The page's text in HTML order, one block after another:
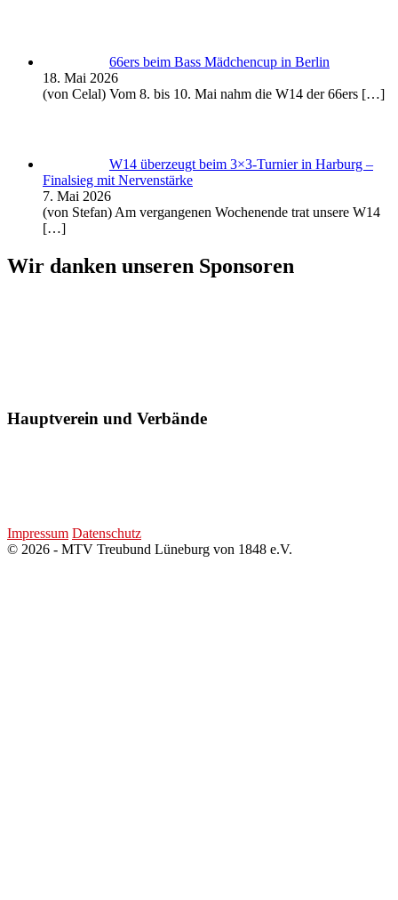
66ers beim Bass Mädchencup in Berlin
18. Mai 2026
(von Celal) Vom 8. bis 10. Mai nahm die W14 der 66ers […]
W14 überzeugt beim 3×3-Turnier in Harburg –
Finalsieg mit Nervenstärke
7. Mai 2026
(von Stefan) Am vergangenen Wochenende trat unsere W14
[…]
Wir danken unseren Sponsoren
Hauptverein und Verbände
Impressum Datenschutz
© 2026 - MTV Treubund Lüneburg von 1848 e.V.